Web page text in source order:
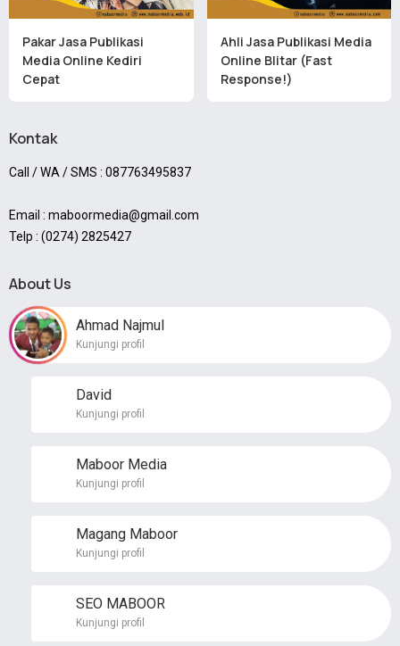
Pakar Jasa Publikasi
Media Online Kediri
Cepat
Ahli Jasa Publikasi Media
Online Blitar (Fast
Response!)
Kontak
Call / WA / SMS : 087763495837
Email : maboormedia@gmail.com
Telp : (0274) 2825427
About Us
Ahmad Najmul
Kunjungi profil
David
Kunjungi profil
Maboor Media
Kunjungi profil
Magang Maboor
Kunjungi profil
SEO MABOOR
Kunjungi profil